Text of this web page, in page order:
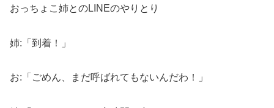
おっちょこ姉とのLINEのやりとり
姉: 「到着！」
お: 「ごめん、まだ呼ばれてもないんだわ！」